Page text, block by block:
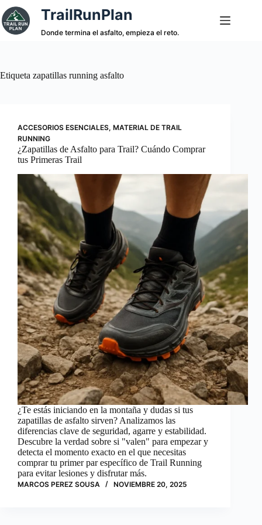
Saltar
al
contenido
TrailRunPlan
Donde termina el asfalto, empieza el reto.
Etiqueta zapatillas running asfalto
ACCESORIOS ESENCIALES, MATERIAL DE TRAIL
RUNNING
¿Zapatillas de Asfalto para Trail? Cuándo Comprar
tus Primeras Trail
¿Te estás iniciando en la montaña y dudas si tus
zapatillas de asfalto sirven? Analizamos las
diferencias clave de seguridad, agarre y estabilidad.
Descubre la verdad sobre si "valen" para empezar y
detecta el momento exacto en el que necesitas
comprar tu primer par específico de Trail Running
para evitar lesiones y disfrutar más.
MARCOS PEREZ SOUSA NOVIEMBRE 20, 2025